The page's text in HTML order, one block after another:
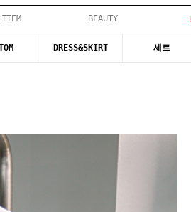
BEAUTY
DRESS&SKIRT 세트